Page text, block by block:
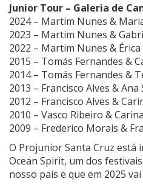
Junior Tour – Galeria de
2024 – Martim Nunes &
2023 – Martim Nunes &
2022 – Martim Nunes &
2015 – Tomás Fernandes &
2014 – Tomás Fernandes &
2013 – Francisco Alves &
2012 – Francisco Alves &
2010 – Vasco Ribeiro &
2009 – Frederico Morais &
O Projunior Santa Cruz está
Ocean Spirit, um dos
nosso país e que em 2025 vai